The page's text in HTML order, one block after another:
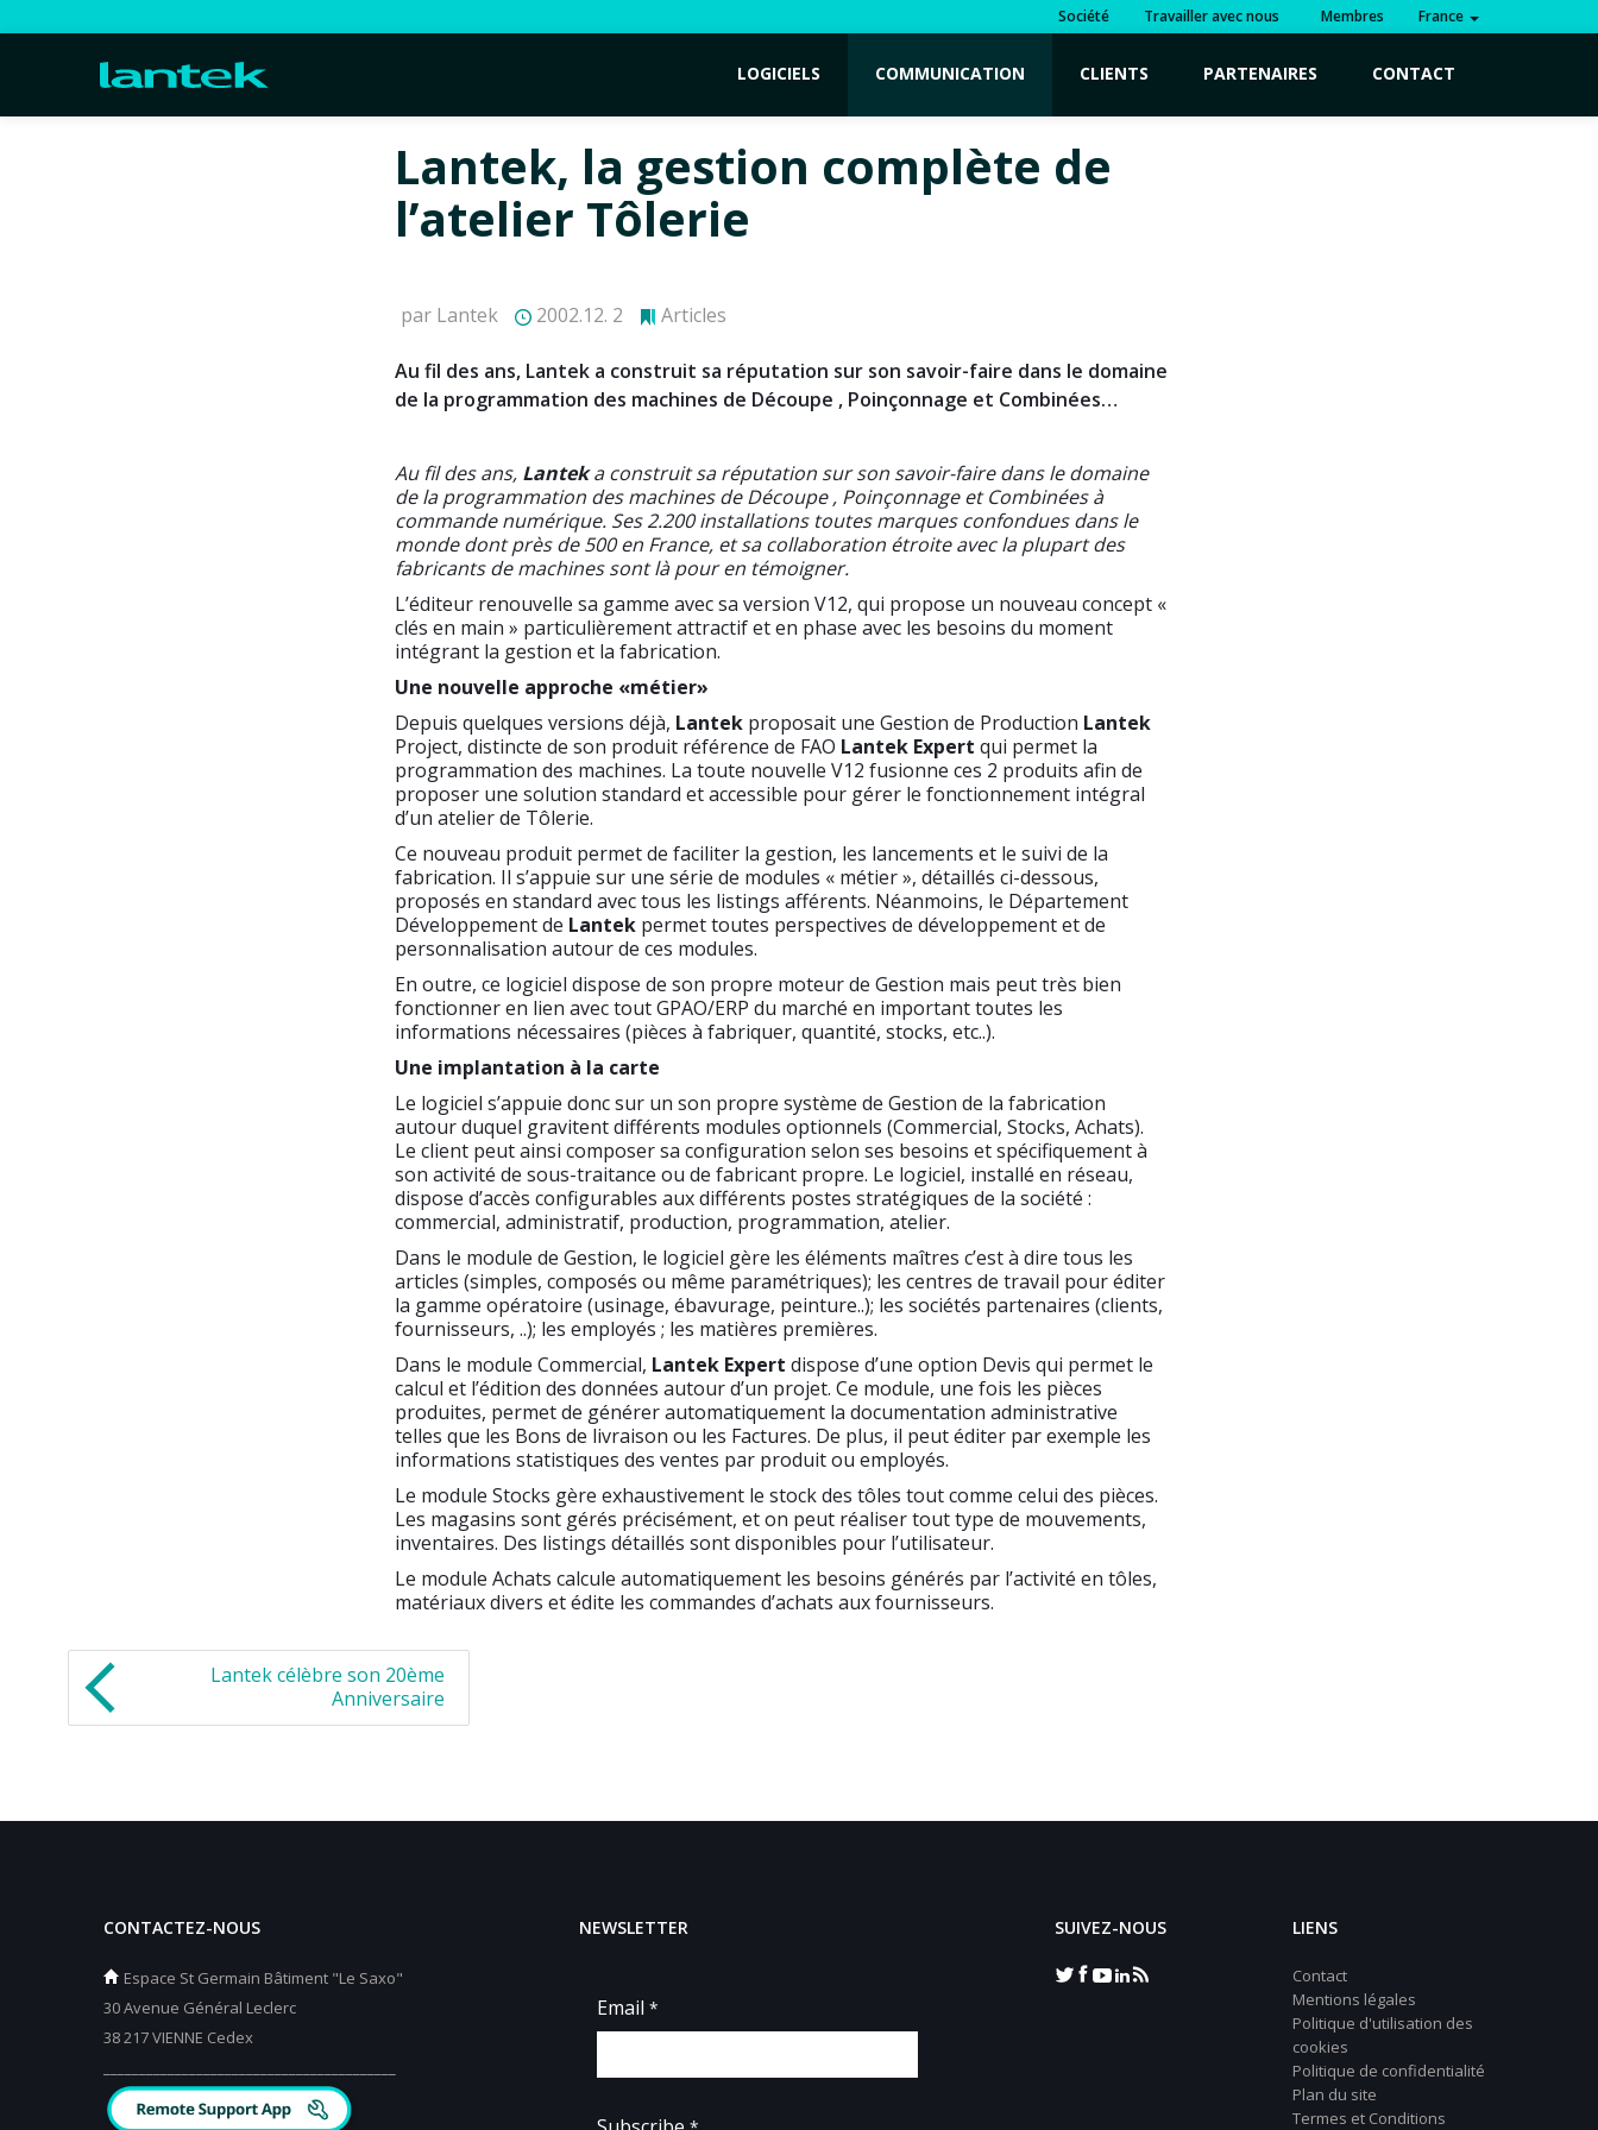
Société Travailler avec nous Membres France
LOGICIELS COMMUNICATION CLIENTS PARTENAIRES CONTACT
Lantek, la gestion complète de
l’atelier Tôlerie
par Lantek 2002.12. 2 Articles
Au fil des ans, Lantek a construit sa réputation sur son savoir-faire dans le domaine
de la programmation des machines de Découpe , Poinçonnage et Combinées…
Au fil des ans, Lanteka construit sa réputation sur son savoir-faire dans le domaine
de la programmation des machines de Découpe , Poinçonnage et Combinées à
commande numérique. Ses 2.200 installations toutes marques confondues dans le
monde dont près de 500 en France, et sa collaboration étroite avec la plupart des
fabricants de machines sont là pour en témoigner.
L’éditeur renouvelle sa gamme avec sa version V12, qui propose un nouveau concept «
clés en main » particulièrement attractif et en phase avec les besoins du moment
intégrant la gestion et la fabrication.
Une nouvelle approche «métier»
Depuis quelques versions déjà, Lantek proposait une Gestion de Production Lantek
Project, distincte de son produit référence de FAO Lantek Expert qui permet la
programmation des machines. La toute nouvelle V12 fusionne ces 2 produits afin de
proposer une solution standard et accessible pour gérer le fonctionnement intégral
d’un atelier de Tôlerie.
Ce nouveau produit permet de faciliter la gestion, les lancements et le suivi de la
fabrication. Il s’appuie sur une série de modules « métier », détaillés ci-dessous,
proposés en standard avec tous les listings afférents. Néanmoins, le Département
Développement de Lantek permet toutes perspectives de développement et de
personnalisation autour de ces modules.
En outre, ce logiciel dispose de son propre moteur de Gestion mais peut très bien
fonctionner en lien avec tout GPAO/ERP du marché en important toutes les
informations nécessaires (pièces à fabriquer, quantité, stocks, etc..).
Une implantation à la carte
Le logiciel s’appuie donc sur un son propre système de Gestion de la fabrication
autour duquel gravitent différents modules optionnels (Commercial, Stocks, Achats).
Le client peut ainsi composer sa configuration selon ses besoins et spécifiquement à
son activité de sous-traitance ou de fabricant propre. Le logiciel, installé en réseau,
dispose d’accès configurables aux différents postes stratégiques de la société :
commercial, administratif, production, programmation, atelier.
Dans le module de Gestion, le logiciel gère les éléments maîtres c’est à dire tous les
articles (simples, composés ou même paramétriques); les centres de travail pour éditer
la gamme opératoire (usinage, ébavurage, peinture..); les sociétés partenaires (clients,
fournisseurs, ..); les employés ; les matières premières.
Dans le module Commercial, Lantek Expert dispose d’une option Devis qui permet le
calcul et l’édition des données autour d’un projet. Ce module, une fois les pièces
produites, permet de générer automatiquement la documentation administrative
telles que les Bons de livraison ou les Factures. De plus, il peut éditer par exemple les
informations statistiques des ventes par produit ou employés.
Le module Stocks gère exhaustivement le stock des tôles tout comme celui des pièces.
Les magasins sont gérés précisément, et on peut réaliser tout type de mouvements,
inventaires. Des listings détaillés sont disponibles pour l’utilisateur.
Le module Achats calcule automatiquement les besoins générés par l’activité en tôles,
matériaux divers et édite les commandes d’achats aux fournisseurs.
Lantek célèbre son 20ème
Anniversaire
CONTACTEZ-NOUS
Espace St Germain Bâtiment "Le Saxo"
30 Avenue Général Leclerc
38 217 VIENNE Cedex
NEWSLETTER SUIVEZ-NOUS LIENS
Contact
Mentions légales
Politique d'utilisation des
cookies
Politique de confidentialité
Plan du site
Termes et Conditions